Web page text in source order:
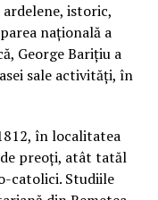
istoric,
naţională a
George Bariţiu a
sale activităţi, în
în localitatea
preoţi, atât tatăl
catolici. Studiile